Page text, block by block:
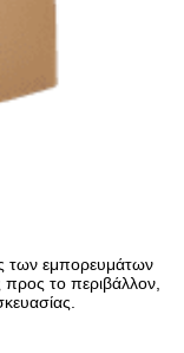
των εμπορευμάτων
προς το περιβάλλον,